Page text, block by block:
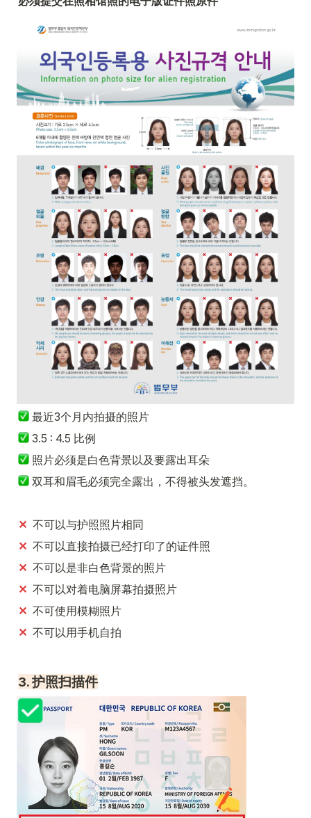
最近3个月内拍摄的照片
3.5 : 4.5 比例
照片必须是白色背景以及要露出耳朵
双耳和眉毛必须完全露出，不得被头发遮挡。
✕ 不可以与护照照片相同
✕ 不可以直接拍摄已经打印了的证件照
✕ 不可以是非白色背景的照片
✕ 不可以对着电脑屏幕拍摄照片
✕ 不可使用模糊照片
✕ 不可以用手机自拍
3. 护照扫描件